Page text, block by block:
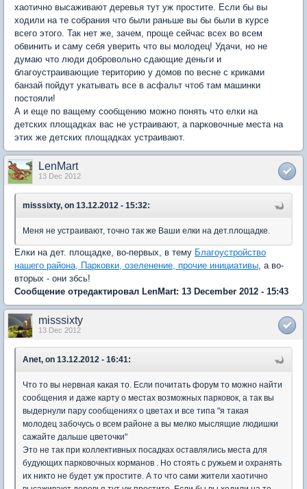
хаотично высаживают деревья тут уж простите. Если бы вы
ходили на те собрания что были раньше вы бы были в курсе
всего этого. Так нет же, зачем, проще сейчас всех во всем
обвинить и саму себя уверить что вы молодец! Удачи, но не
думаю что люди добровольно сдающие деньги и
благоустраивающие територию у домов по весне с криками
банзай пойдут укатывать все в асфальт чтоб там машинки
постояли!
А и еще по ващему сообщению можно понять что елки на
детских площадках вас не устраивают, а парковочные места на
этих же детских площадках устраивают.
LenMart
13 Dec 2012
misssixty, on 13.12.2012 - 15:32:
Меня не устраивают, точно так же Ваши елки на дет.площадке.
Елки на дет. площадке, во-первых, в тему Благоустройство
нашего района, Парковки, озеленение, прочие инициативы, а во-
вторых - они збсь!
Сообщение отредактировал LenMart: 13 December 2012 - 15:43
misssixty
13 Dec 2012
Anet, on 13.12.2012 - 16:41:
Что то вы нервная какая то. Если почитать форум то можно найти
сообщения и даже карту о местах возможных парковок, а так вы
выдернули пару сообщениях о цветах и все типа "я такая
молодец забочусь о всем районе а вы мелко мыслящие людишки
сажайте дальше цветочки"
Это не так при коллективных посадках оставлялись места для
будующих парковочных корманов . Но стоять с ружьем и охранять
их никто не будет уж простите. А то что сами жители хаотично